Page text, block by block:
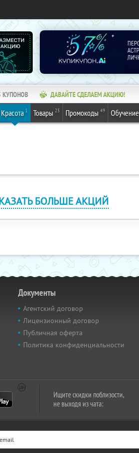
КУПОНОВ ДАВАЙТЕ СДЕЛАЕМ АКЦИЮ!
Красота 1 Товары 25 Промокоды 49 Обучение
БОЛЬШЕ АКЦИЙ
Документы
Агентский договор
Лицензионный договор
Публичная оферта
Политика конфиденциальности
Ищите скидки поблизости,
не выходя из чата: